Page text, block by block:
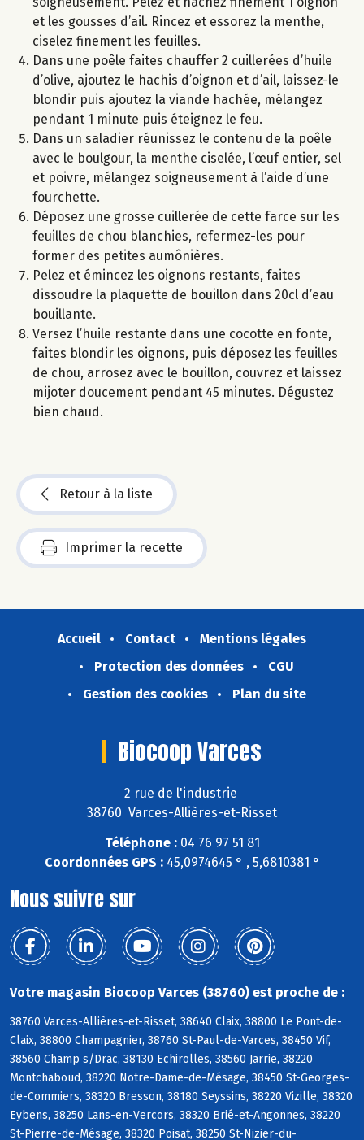
et les gousses d’ail. Rincez et essorez la menthe,
ciselez finement les feuilles.
Dans une poêle faites chauffer 2 cuillerées d’huile
d’olive, ajoutez le hachis d’oignon et d’ail, laissez-le
blondir puis ajoutez la viande hachée, mélangez
pendant 1 minute puis éteignez le feu.
Dans un saladier réunissez le contenu de la poêle
avec le boulgour, la menthe ciselée, l’œuf entier, sel
et poivre, mélangez soigneusement à l’aide d’une
fourchette.
Déposez une grosse cuillerée de cette farce sur les
feuilles de chou blanchies, refermez-les pour
former des petites aumônières.
Pelez et émincez les oignons restants, faites
dissoudre la plaquette de bouillon dans 20cl d’eau
bouillante.
Versez l’huile restante dans une cocotte en fonte,
faites blondir les oignons, puis déposez les feuilles
de chou, arrosez avec le bouillon, couvrez et laissez
mijoter doucement pendant 45 minutes. Dégustez
bien chaud.
Retour à la liste
Imprimer la recette
Accueil Contact
Mentions légales
Protection des données
CGU
Gestion des cookies
Plan du site
Biocoop Varces
2 rue de l'industrie
38760 Varces-Allières-et-Risset
Téléphone :04 76 97 51 81
Coordonnées GPS :45,0974645 ° , 5,6810381 °
Nous suivre sur
Votre magasin Biocoop Varces (38760) est proche de :
38760 Varces-Allières-et-Risset, 38640 Claix, 38800 Le Pont-de-
Claix, 38800 Champagnier, 38760 St-Paul-de-Varces, 38450 Vif,
38560 Champ s/Drac, 38130 Echirolles, 38560 Jarrie, 38220
Montchaboud, 38220 Notre-Dame-de-Mésage, 38450 St-Georges-
de-Commiers, 38320 Bresson, 38180 Seyssins, 38220 Vizille, 38320
Eybens, 38250 Lans-en-Vercors, 38320 Brié-et-Angonnes, 38220
St-Pierre-de-Mésage, 38320 Poisat, 38250 St-Nizier-du-